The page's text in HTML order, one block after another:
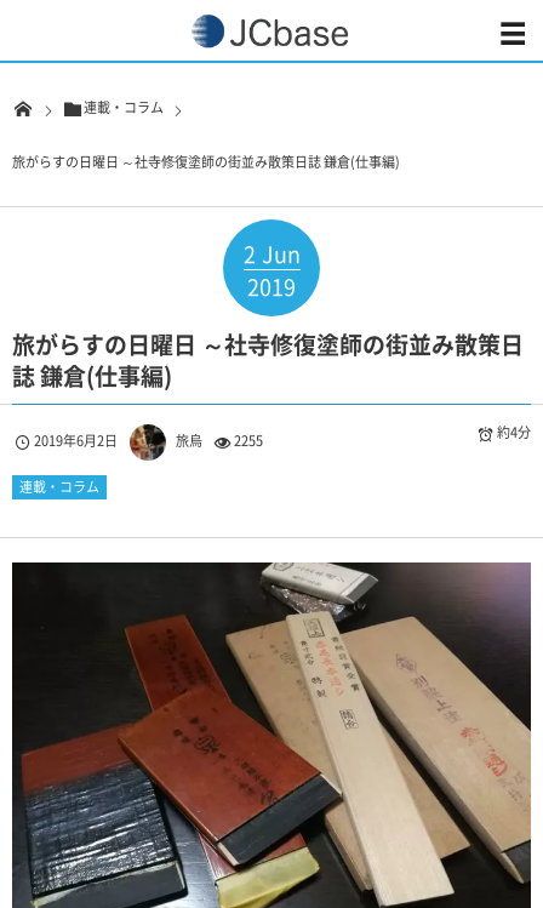
連載・コラム
旅がらすの日曜日 ～社寺修復塗師の街並み散策日誌 鎌倉(仕事編)
2 Jun
2019
旅がらすの日曜日 ～社寺修復塗師の街並み散策日
誌 鎌倉(仕事編)
2019年6月2日 旅烏 2255 約4分
連載・コラム